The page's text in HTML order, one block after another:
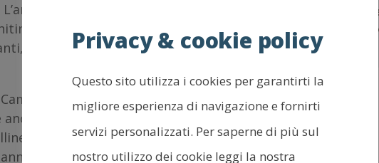
secerne una delicata impalcatura per lo
detta zoario, all’interno della quale vive. Le
massicce, ramificate o a forma di rete.
nel Paleozoico superiore ebbero una
a piccole scogliere organogene, da non
colonizzato i mari a tutte le latitudini.
Privacy & cookie policy
Questo sito utilizza i cookies per garantirti la
migliore esperienza di navigazione e fornirti
servizi personalizzati. Per saperne di più sul
nostro utilizzo dei cookie leggi la nostra